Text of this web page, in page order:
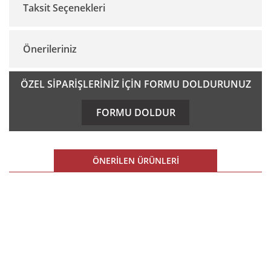
Bu ürüne ilk yorumu siz yapın!
Taksit Seçenekleri
Önerileriniz
Bu ürünün fiyat bilgisi, resim, ürün açıklamalarında ve diğer
konularda yetersiz gördüğünüz noktaları öneri formunu
kullanarak tarafımıza iletebilirsiniz.
Ürün resmi kalitesiz, bozuk veya görüntülenemiyor.
Ürün açıklamasında eksik bilgiler bulunuyor.
ÖZEL SİPARİŞLERİNİZ İÇİN FORMU DOLDURUNUZ
FORMU DOLDUR
ÖNERİLEN ÜRÜNLERİ